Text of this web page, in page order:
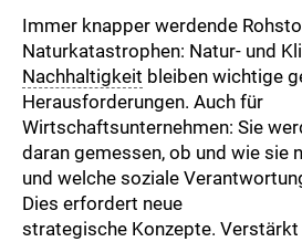
Immer knapper werdende
Naturkatastrophen: Natur- und
Nachhaltigkeit bleiben wichtige
Herausforderungen. Auch für
Wirtschaftsunternehmen: Sie
daran gemessen, ob und wie sie
und welche soziale
Dies erfordert neue
strategische Konzepte.